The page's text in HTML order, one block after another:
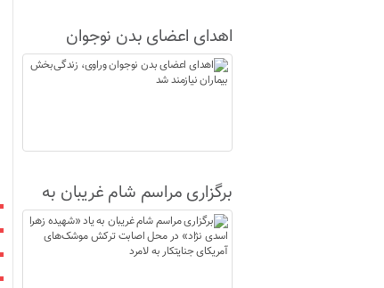
اهدای اعضای بدن نوجوان
وراوی، زندگی‌بخش بیماران
نیازمند شد
برگزاری مراسم شام غریبان به
یاد «شهیده زهرا اسدی نژاد» در
محل اصابت ترکش موشک‌های